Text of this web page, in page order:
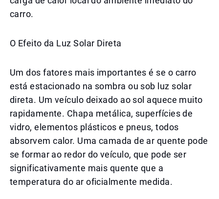
carro.
O Efeito da Luz Solar Direta
Um dos fatores mais importantes é se o carro
está estacionado na sombra ou sob luz solar
direta. Um veículo deixado ao sol aquece muito
rapidamente. Chapa metálica, superfícies de
vidro, elementos plásticos e pneus, todos
absorvem calor. Uma camada de ar quente pode
se formar ao redor do veículo, que pode ser
significativamente mais quente que a
temperatura do ar oficialmente medida.